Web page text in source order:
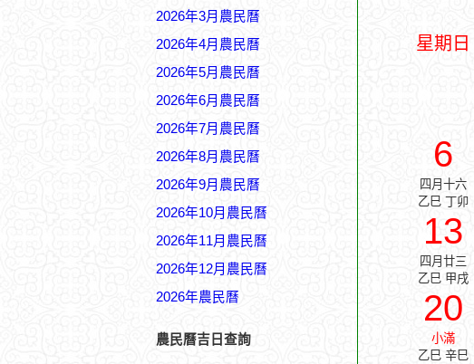
2026年3月農民曆
2026年4月農民曆
2026年5月農民曆
2026年6月農民曆
2026年7月農民曆
2026年8月農民曆
2026年9月農民曆
2026年10月農民曆
2026年11月農民曆
2026年12月農民曆
2026年農民曆
農民曆吉日查詢
星期日
6
四月十六
乙巳 丁卯
13
四月廿三
乙巳 甲戌
20
小滿
乙巳 辛巳